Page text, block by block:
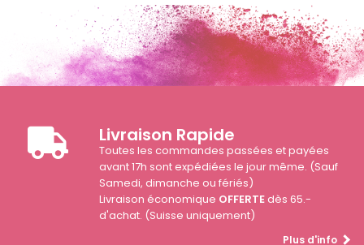
Livraison Rapide
Toutes les commandes passées et payées
avant 17h sont expédiées le jour même. (Sauf
Samedi, dimanche ou fériés)
Livraison économique OFFERTEdès 65.-
d'achat. (Suisse uniquement)
Plus d'info